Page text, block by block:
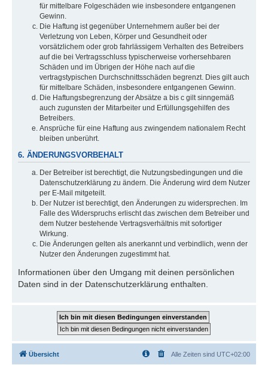
für mittelbare Folgeschäden wie insbesondere entgangenen
Gewinn.
Die Haftung ist gegenüber Unternehmern außer bei der
Verletzung von Leben, Körper und Gesundheit oder
vorsätzlichem oder grob fahrlässigem Verhalten des Betreibers
auf die bei Vertragsschluss typischerweise vorhersehbaren
Schäden und im Übrigen der Höhe nach auf die
vertragstypischen Durchschnittsschäden begrenzt. Dies gilt auch
für mittelbare Schäden, insbesondere entgangenen Gewinn.
Die Haftungsbegrenzung der Absätze a bis c gilt sinngemäß
auch zugunsten der Mitarbeiter und Erfüllungsgehilfen des
Betreibers.
Ansprüche für eine Haftung aus zwingendem nationalem Recht
bleiben unberührt.
6. ÄNDERUNGSVORBEHALT
Der Betreiber ist berechtigt, die Nutzungsbedingungen und die
Datenschutzerklärung zu ändern. Die Änderung wird dem Nutzer
per E-Mail mitgeteilt.
Der Nutzer ist berechtigt, den Änderungen zu widersprechen. Im
Falle des Widerspruchs erlischt das zwischen dem Betreiber und
dem Nutzer bestehende Vertragsverhältnis mit sofortiger
Wirkung.
Die Änderungen gelten als anerkannt und verbindlich, wenn der
Nutzer den Änderungen zugestimmt hat.
Informationen über den Umgang mit deinen persönlichen
Daten sind in der Datenschutzerklärung enthalten.
Übersicht Alle Zeiten sind UTC+02:00